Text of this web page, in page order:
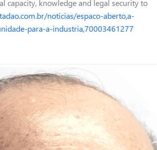
capacity, knowledge and legal security to
noticias/espaco-aberto,a-
para-a-industria,70003461277